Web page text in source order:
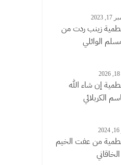
زينب ردت من
الوائلي
إن شاء الله
الكربلائي
من عفت الخيم
الخاقاني